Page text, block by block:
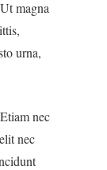
magna
urna,
nec
nec